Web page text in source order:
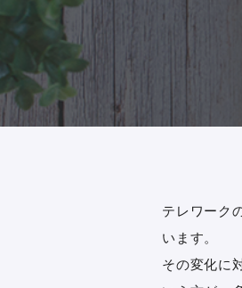
テレワーク
います。
その変化に